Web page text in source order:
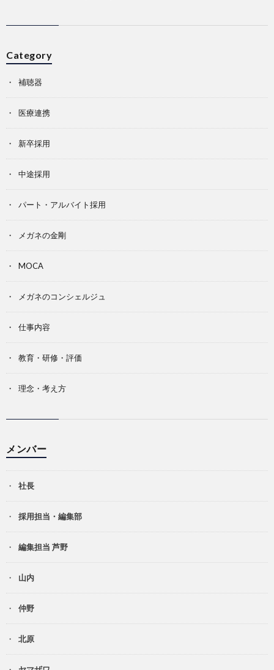
Category
補聴器
医療連携
新卒採用
中途採用
パート・アルバイト採用
メガネの金剛
MOCA
メガネのコンシェルジュ
仕事内容
教育・研修・評価
理念・考え方
メンバー
社長
採用担当・編集部
編集担当 芦野
山内
仲野
北原